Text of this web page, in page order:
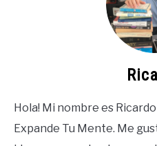
Hola! Mi nombre es
Expande Tu Mente. Me